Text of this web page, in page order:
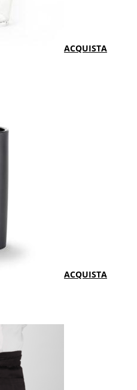
ACQUISTA
ACQUISTA